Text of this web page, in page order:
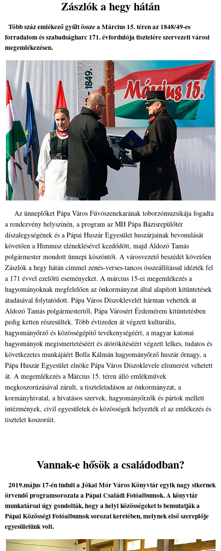
Zászlók a hegy hátán
Több száz emlékező gyűlt össze a Március 15. téren az 1848/49-es
forradalom és szabadságharc 171. évfordulója tisztelére szervezett városi
megemlékezésen.
Az ünneplőket Pápa Város Fúvószenekarának toborzómuzsikája fogadta
a rendezvény helyszínén, a program az MH Pápa Bázisrepülőtér
díszalegységének és a Pápai Huszár Egyesület huszárjainak bevonulását
követően a Himnusz eléneklésével kezdődött, majd Áldozó Tamás
polgármester mondott ünnepi köszöntőt. A városvezető beszédét követően
Zászlók a hegy hátán címmel zenés-verses-tancos összeállítással idézték fel
a 171 évvel ezelőtti eseményeket. A március 15-ei megemlékezés a
hagyományoknak megfelelően az önkormányzat által alapított kitüntetések
átadásával folytatódott. Pápa Város Díszoklevelét hárman vehették át
Áldozó Tamás polgármestertől, Pápa Városért Érdemérem kitüntetésben
pedig ketten részesültek. Több évtizeden át végzett kulturális,
hagyományőrző és közösségépítő tevékenységéért, a magyar katonai
hagyományok megismertetéséért és átörökítéséért végzett lelkes, tudatos és
következetes munkájáért Bolla Kálmán hagyományőrző huszár őrnagy, a
Pápa Huszár Egyesület elnöke Pápa Város Díszoklevele elismerést vehetett
át. A megemlékezés a Március 15. téren álló emlékművek
megkoszorúzásával zárult, a tiszteletadáson az önkormányzat, a
kormányhivatal, a hivatásos szervek, hagyományőrzők és pártok mellett
intézmények, civil egyesületek és közösségek helyezték el az emlékezés és
tisztelet koszorúit.
Vannak-e hősök a családodban?
2019.május 17-én indult a Jókai Mór Város Könyvtár egyik nagy sikernek
örvendő programsorozata a Pápai Családi Fotóalbumok. A könyvtár
munkatársai úgy gondolták, hogy a helyi közösségeket is bemutatják a
Pápai Közösségi Fotóalbumok sorozat keretében, melynek első szereplője
egyesületünk volt.